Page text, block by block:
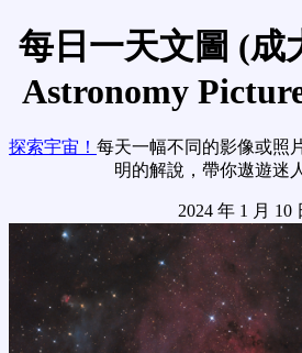
每日一天文圖 (成
Astronomy
探索宇宙！ 每天一幅不同的影像或照
明的解說，帶你遨遊迷
2024 年 1 月 10